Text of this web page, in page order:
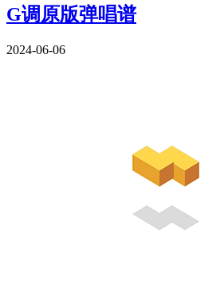
G调原版弹唱谱
2024-06-06